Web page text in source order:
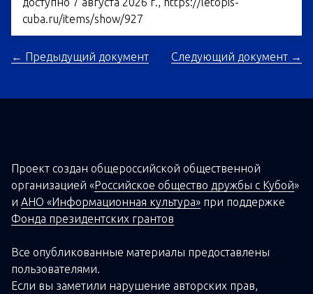
cuba.ru/items/show/927
← Предыдущий документ Следующий документ →
Проект создан общероссийской общественной
организацией «Российское общество дружбы с Кубой»
и АНО «Информационная культура» при поддержке
Фонда президентских грантов
Все опубликованные материалы предоставлены
пользователями.
Если вы заметили нарушение авторских прав,